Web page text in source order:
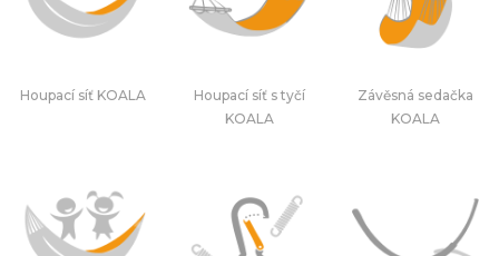
Houpací síť KOALA
Houpací síť s tyčí
KOALA
Závěsná sedačka
KOALA